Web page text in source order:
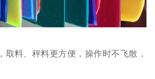
料、秤料更方便，操作时不飞散，